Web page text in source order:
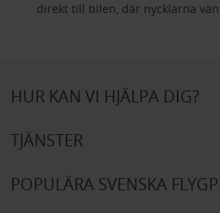
direkt till bilen, där nycklarna
HUR KAN VI HJÄLPA DIG?
TJÄNSTER
POPULÄRA SVENSKA